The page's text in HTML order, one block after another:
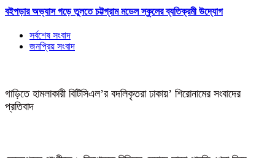
বইপড়ার অভ্যাস গড়ে তুলতে চট্টগ্রাম মডেল স্কুলের ব্যতিক্রমী উদ্যোগ
সর্বশেষ সংবাদ
জনপ্রিয় সংবাদ
গাড়িতে হামলাকারী বিটিসিএল’র বদলিকৃতরা ঢাকায়’ শিরোনামের সংবাদের
প্রতিবাদ